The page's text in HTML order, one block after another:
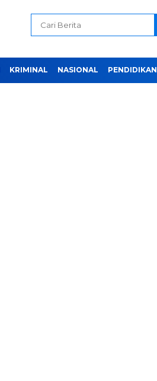
KRIMINAL NASIONAL PENDIDIKAN